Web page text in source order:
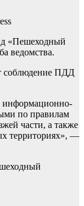
«Пешеходный
ведомства.
соблюдение ПДД
информационно-
по правилам
части, а также
территориях», —